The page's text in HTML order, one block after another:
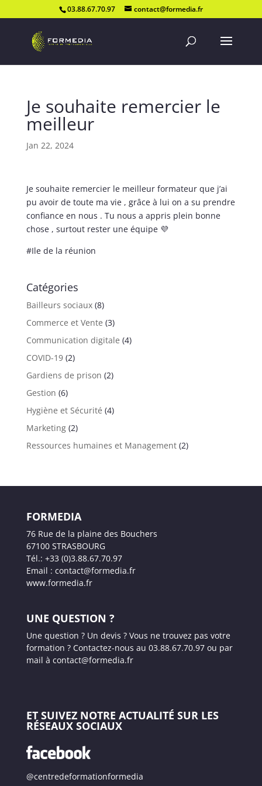
03.88.67.70.97 contact@formedia.fr
Je souhaite remercier le
meilleur
Jan 22, 2024
Je souhaite remercier le meilleur formateur que j’ai
pu avoir de toute ma vie , grâce à lui on a su prendre
confiance en nous . Tu nous a appris plein bonne
chose , surtout rester une équipe 💜
#Ile de la réunion
Catégories
Bailleurs sociaux(8)
Commerce et Vente (3)
Communication digitale (4)
COVID-19(2)
Gardiens de prison (2)
Gestion (6)
Hygiène et Sécurité (4)
Marketing(2)
Ressources humaines et Management(2)
FORMEDIA
76 Rue de la plaine des Bouchers
67100 STRASBOURG
Tél.: +33 (0)3.88.67.70.97
Email : contact@formedia.fr
www.formedia.fr
UNE QUESTION ?
Une question ? Un devis ? Vous ne trouvez pas votre
formation ? Contactez-nous au 03.88.67.70.97 ou par
mail à contact@formedia.fr
ET SUIVEZ NOTRE ACTUALITÉ SUR LES
RÉSEAUX SOCIAUX
@centredeformationformedia